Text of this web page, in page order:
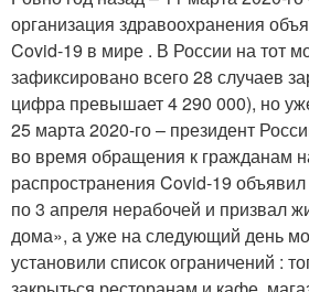
организация здравоохранения
Covid-19 в мире . В России на тот
зафиксировано всего 28 случаев
цифра превышает 4 290 000), но
25 марта 2020-го – президент
во время обращения к гражданам
распространения Covid-19
по 3 апреля нерабочей и призвал
дома», а уже на следующий день
установили список ограничений :